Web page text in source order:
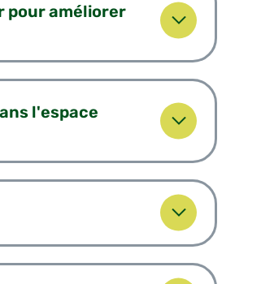
pour améliorer
l'espace